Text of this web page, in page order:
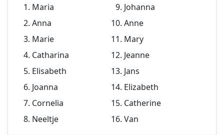
Maria
Anna
Marie
Catharina
Elisabeth
Joanna
Cornelia
Neeltje
Johanna
Anne
Mary
Jeanne
Jans
Elizabeth
Catherine
Van